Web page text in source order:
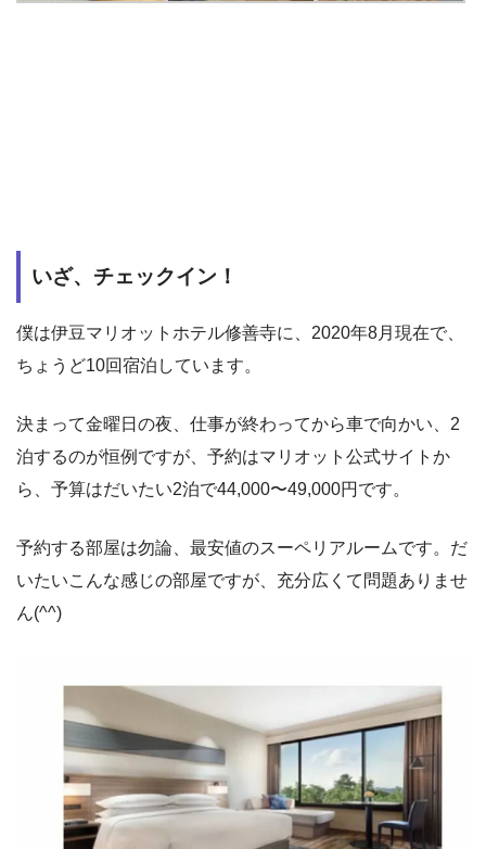
いざ、チェックイン！
僕は伊豆マリオットホテル修善寺に、2020年8月現在で、
ちょうど10回宿泊しています。
決まって金曜日の夜、仕事が終わってから車で向かい、2
泊するのが恒例ですが、予約はマリオット公式サイトか
ら、予算はだいたい2泊で44,000〜49,000円です。
予約する部屋は勿論、最安値のスーペリアルームです。だ
いたいこんな感じの部屋ですが、充分広くて問題ありませ
ん(^^)